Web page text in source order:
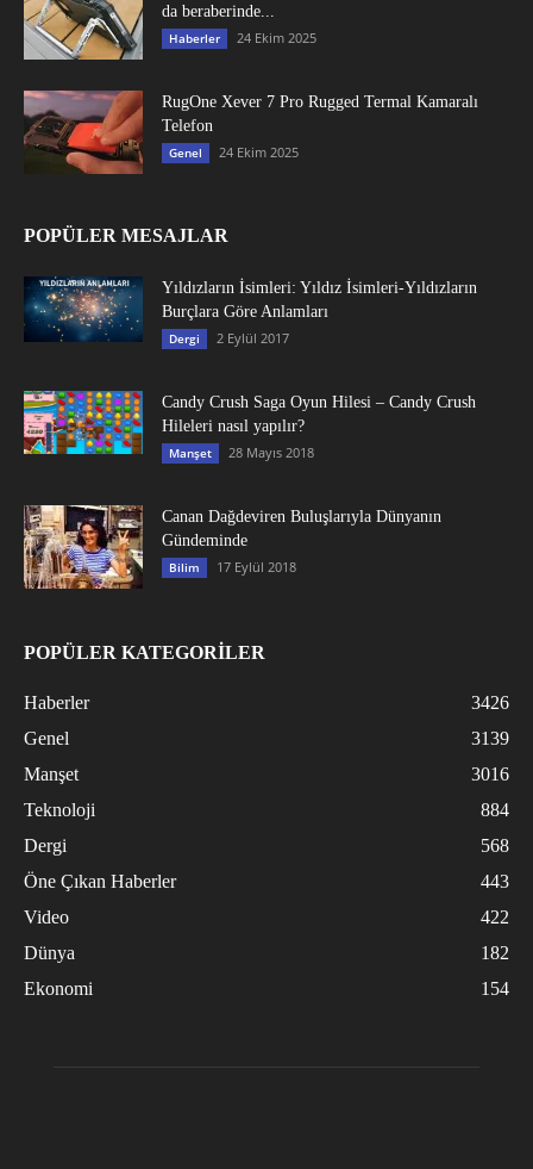
da beraberinde...
Haberler 24 Ekim 2025
RugOne Xever 7 Pro Rugged Termal Kamaralı
Telefon
Genel 24 Ekim 2025
POPÜLER MESAJLAR
Yıldızların İsimleri: Yıldız İsimleri-Yıldızların
Burçlara Göre Anlamları
Dergi 2 Eylül 2017
Candy Crush Saga Oyun Hilesi – Candy Crush
Hileleri nasıl yapılır?
Manşet 28 Mayıs 2018
Canan Dağdeviren Buluşlarıyla Dünyanın
Gündeminde
Bilim 17 Eylül 2018
POPÜLER KATEGORİLER
Haberler
3426
Genel
3139
Manşet
3016
Teknoloji
884
Dergi
568
Öne Çıkan Haberler
443
Video
422
Dünya
182
Ekonomi
154